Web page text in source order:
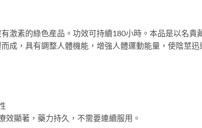
激素的綠色産品。功效可持續180小時。本品是以名貴
成，具有調整人體機能，增強人體運動能量，使陰莖
效顯著，藥力持久，不需要連續服用。